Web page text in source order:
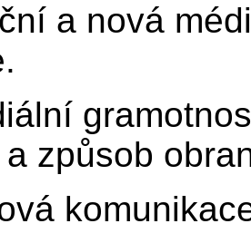
a nová
způsob